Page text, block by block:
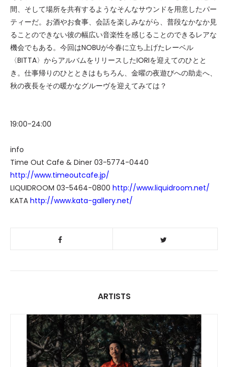
間、そして場所を共有するようなそんなサウンドを用意したパー
ティーだ。お酒やお食事、会話を楽しみながら、普段なかなか見
ることのできない彼の幅広い音楽性を感じることのできるレアな
機会でもある。今回はNOBUが今春に立ち上げたレーベル
〈BITTA〉からアルバムをリリースしたIORIを迎えてのひとと
き。仕事帰りのひとときはもちろん、金曜の夜遊びへの助走へ、
秋の夜長をその暖かなグルーヴを迎えてみては？
19:00-24:00
info
Time Out Cafe & Diner 03-5774-0440
http://www.timeoutcafe.jp/
LIQUIDROOM 03-5464-0800 http://www.liquidroom.net/
KATA http://www.kata-gallery.net/
ARTISTS